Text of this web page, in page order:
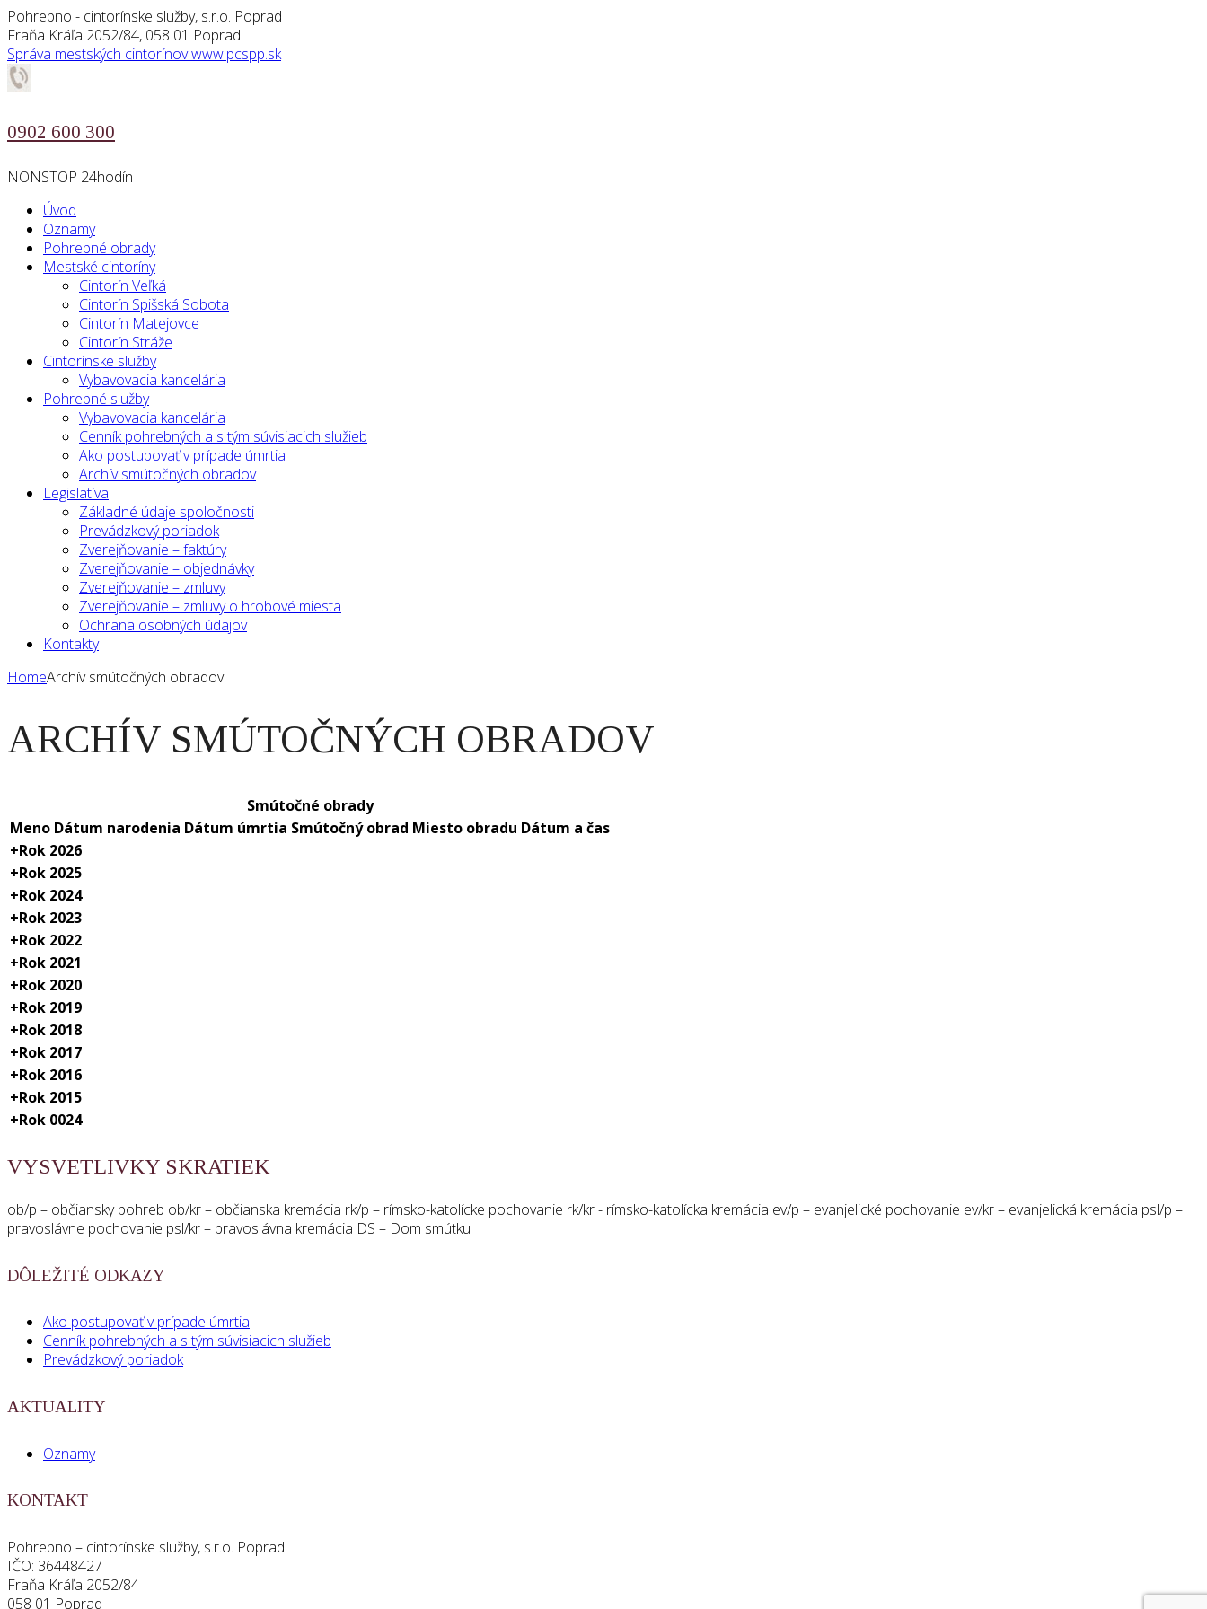
Pohrebno - cintorínske služby, s.r.o. Poprad
Fraňa Kráľa 2052/84, 058 01 Poprad
Správa mestských cintorínovwww.pcspp.sk
0902 600 300
NONSTOP 24hodín
Úvod
Oznamy
Pohrebné obrady
Mestské cintoríny
Cintorín Veľká
Cintorín Spišská Sobota
Cintorín Matejovce
Cintorín Stráže
Cintorínske služby
Vybavovacia kancelária
Pohrebné služby
Vybavovacia kancelária
Cenník pohrebných a s tým súvisiacich služieb
Ako postupovať v prípade úmrtia
Archív smútočných obradov
Legislatíva
Základné údaje spoločnosti
Prevádzkový poriadok
Zverejňovanie – faktúry
Zverejňovanie – objednávky
Zverejňovanie – zmluvy
Zverejňovanie – zmluvy o hrobové miesta
Ochrana osobných údajov
Kontakty
HomeArchív smútočných obradov
ARCHÍV SMÚTOČNÝCH OBRADOV
Smútočné obrady
Meno Dátum narodenia Dátum úmrtia Smútočný obrad Miesto obradu Dátum a čas
+Rok 2026
+Rok 2025
+Rok 2024
+Rok 2023
+Rok 2022
+Rok 2021
+Rok 2020
+Rok 2019
+Rok 2018
+Rok 2017
+Rok 2016
+Rok 2015
+Rok 0024
VYSVETLIVKY SKRATIEK
ob/p – občiansky pohreb ob/kr – občianska kremácia rk/p – rímsko-katolícke pochovanie rk/kr - rímsko-katolícka kremácia ev/p – evanjelické pochovanie ev/kr – evanjelická kremácia psl/p –
pravoslávne pochovanie psl/kr – pravoslávna kremácia DS – Dom smútku
DÔLEŽITÉ ODKAZY
Ako postupovať v prípade úmrtia
Cenník pohrebných a s tým súvisiacich služieb
Prevádzkový poriadok
AKTUALITY
Oznamy
KONTAKT
Pohrebno – cintorínske služby, s.r.o. Poprad
IČO: 36448427
Fraňa Kráľa 2052/84
058 01 Poprad